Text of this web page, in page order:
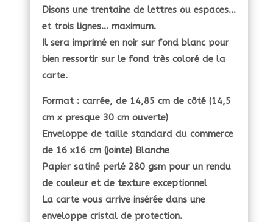
Disons une trentaine de lettres ou espaces…
et trois lignes… maximum.
Il sera imprimé en noir sur fond blanc pour
bien ressortir sur le fond très coloré de la
carte.
Format : carrée, de 14,85 cm de côté (14,5
cm x presque 30 cm ouverte)
Enveloppe de taille standard du commerce
de 16 x16 cm (jointe) Blanche
Papier satiné perlé 280 gsm pour un rendu
de couleur et de texture exceptionnel
La carte vous arrive insérée dans une
enveloppe cristal de protection.